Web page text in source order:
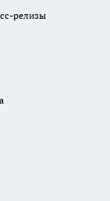
релизы